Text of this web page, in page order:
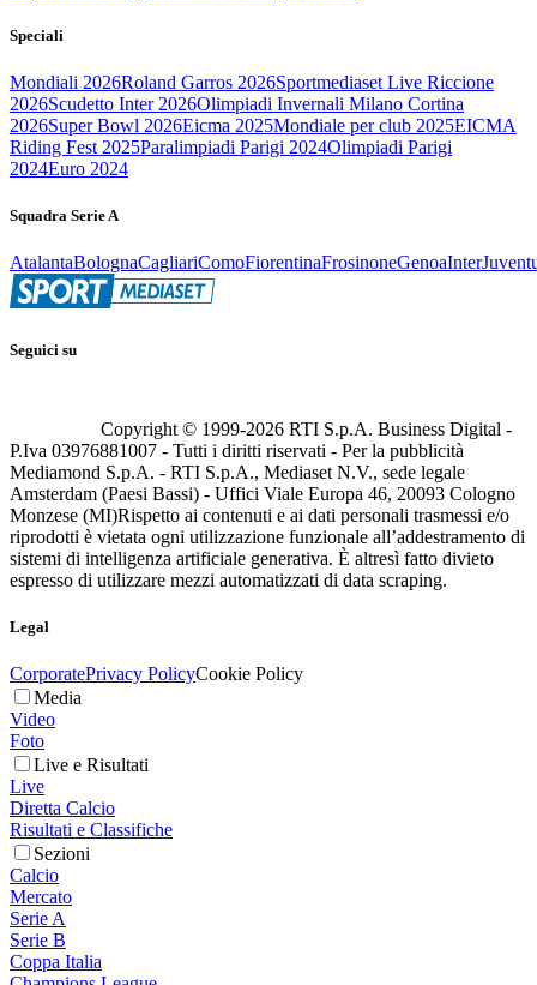
Speciali
Mondiali 2026Roland Garros 2026Sportmediaset Live Riccione
2026Scudetto Inter 2026Olimpiadi Invernali Milano Cortina
2026Super Bowl 2026Eicma 2025Mondiale per club 2025EICMA
Riding Fest 2025Paralimpiadi Parigi 2024Olimpiadi Parigi
2024Euro 2024
Squadra Serie A
AtalantaBolognaCagliariComoFiorentinaFrosinoneGenoaInter
Seguici su
Copyright © 1999-2026 RTI S.p.A. Business Digital -
P.Iva 03976881007 - Tutti i diritti riservati - Per la pubblicità
Mediamond S.p.A. - RTI S.p.A., Mediaset N.V., sede legale
Amsterdam (Paesi Bassi) - Uffici Viale Europa 46, 20093 Cologno
Monzese (MI)Rispetto ai contenuti e ai dati personali trasmessi e/o
riprodotti è vietata ogni utilizzazione funzionale all’addestramento di
sistemi di intelligenza artificiale generativa. È altresì fatto divieto
espresso di utilizzare mezzi automatizzati di data scraping.
Legal
CorporatePrivacy PolicyCookie Policy
Media
Video
Foto
Live e Risultati
Live
Diretta Calcio
Risultati e Classifiche
Sezioni
Calcio
Mercato
Serie A
Serie B
Coppa Italia